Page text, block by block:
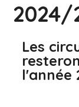
2024/
Les
l'année